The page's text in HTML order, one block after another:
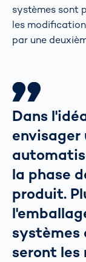
systèmes sont
les
par une
Dans
envisager
la phase
produit.
systèmes
seront